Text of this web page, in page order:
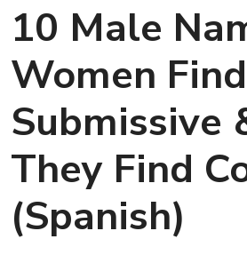
10 Male
Women Find
Submissive
They Find
(Spanish)